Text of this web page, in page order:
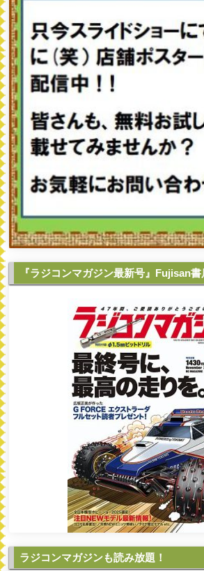
『ラジコンマガジン最新号』Fujisan書
ラジコンマガジンも読み放題！